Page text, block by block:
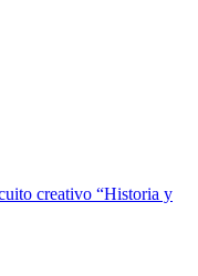
creativo “Historia y